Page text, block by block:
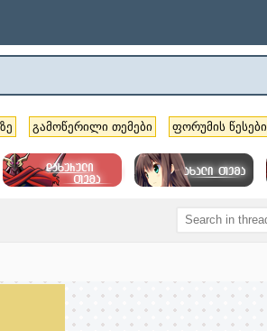
გამოწერილი თემები ფორუმის წესები